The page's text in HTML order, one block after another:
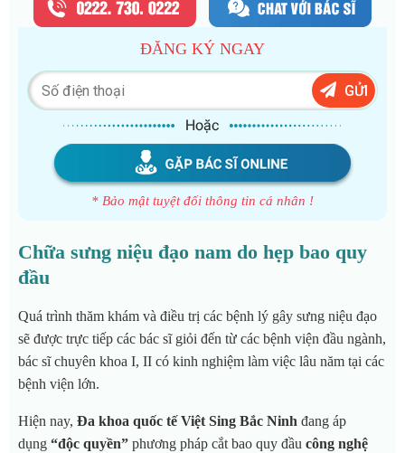
ĐĂNG KÝ NGAY
GỬI
* Bảo mật tuyệt đối thông tin cá nhân !
Chữa sưng niệu đạo nam do hẹp bao quy
đầu
Quá trình thăm khám và điều trị các bệnh lý gây sưng niệu đạo
sẽ được trực tiếp các bác sĩ giỏi đến từ các bệnh viện đầu ngành,
bác sĩ chuyên khoa I, II có kinh nghiệm làm việc lâu năm tại các
bệnh viện lớn.
Hiện nay, Đa khoa quốc tế Việt Sing Bắc Ninh đang áp
dụng “độc quyền” phương pháp cắt bao quy đầu công nghệ